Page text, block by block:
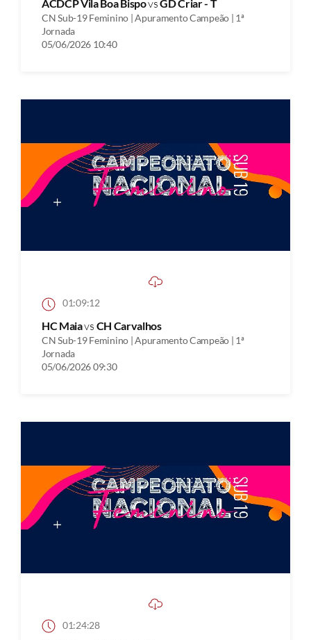
ACDCP Vila Boa BispovsGD Criar - T
CN Sub-19 Feminino | Apuramento Campeão | 1ª
Jornada
05/06/2026 10:40
01:09:12
HC Maiavs CH Carvalhos
CN Sub-19 Feminino | Apuramento Campeão | 1ª
Jornada
05/06/2026 09:30
01:24:28